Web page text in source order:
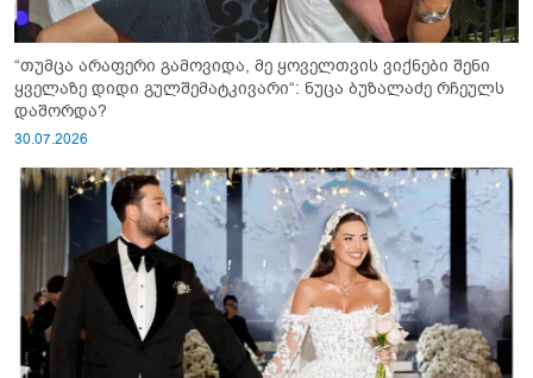
“თუმცა არაფერი გამოვიდა, მე ყოველთვის ვიქნები შენი
ყველაზე დიდი გულშემატკივარი“: ნუცა ბუზალაძე რჩეულს
დაშორდა?
30.07.2026